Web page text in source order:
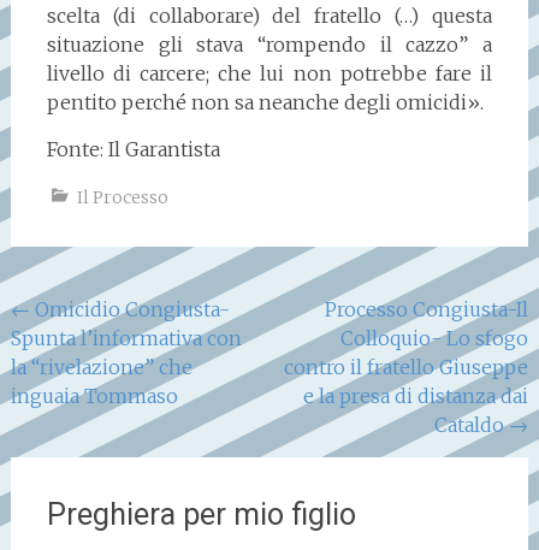
scelta (di collaborare) del fratello (…) questa
situazione gli stava “rompendo il cazzo” a
livello di carcere; che lui non potrebbe fare il
pentito perché non sa neanche degli omicidi».
Fonte: Il Garantista
Il Processo
Navigazione
articoli
← Omicidio Congiusta-
Spunta l’informativa con
la “rivelazione” che
inguaia Tommaso
Processo Congiusta-Il
Colloquio- Lo sfogo
contro il fratello Giuseppe
e la presa di distanza dai
Cataldo→
Preghiera per mio figlio